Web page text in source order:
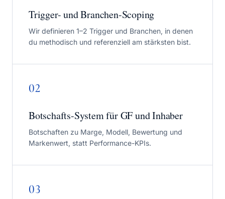
Trigger- und Branchen-Scoping
Wir definieren 1–2 Trigger und Branchen, in denen
du methodisch und referenziell am stärksten bist.
02
Botschafts-System für GF und Inhaber
Botschaften zu Marge, Modell, Bewertung und
Markenwert, statt Performance-KPIs.
03